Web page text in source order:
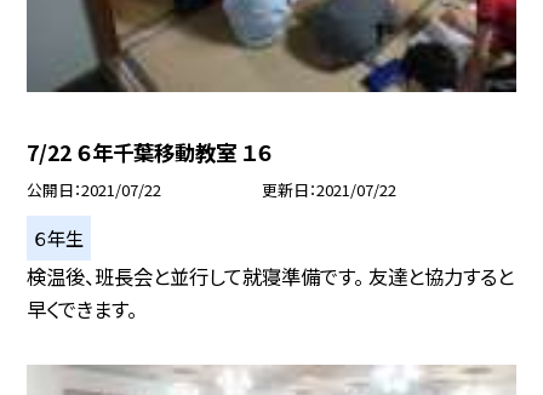
7/22 ６年千葉移動教室 １６
公開日 2021/07/22 更新日 2021/07/22
６年生
検温後、班長会と並行して就寝準備です。 友達と協力すると
早くできます。